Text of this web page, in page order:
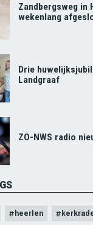
Zandbergsweg in
wekenlang
Drie
Landgraaf
ZO-NWS radio
heerlen